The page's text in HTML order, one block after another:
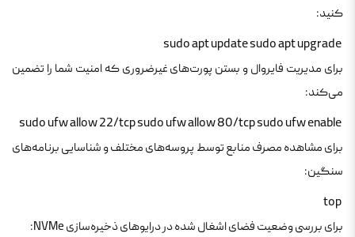
کنید:
برای مدیریت فایروال و بستن پورت‌های غیرضروری که امنیت شما را تضمین
می‌کند:
برای مشاهده مصرف منابع توسط پروسه‌های مختلف و شناسایی برنامه‌های
سنگین:
برای بررسی وضعیت فضای اشغال شده در درایوهای ذخیره‌سازی NVMe: